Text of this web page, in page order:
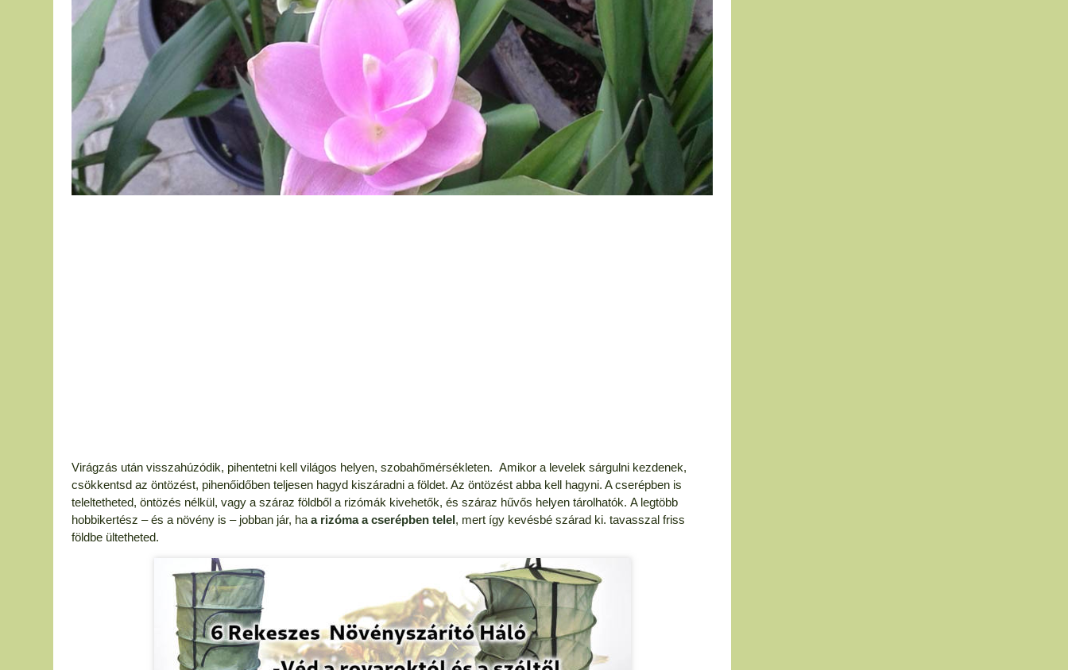
Virágzás után visszahúzódik, pihentetni kell világos helyen, szobahőmérsékleten. Amikor a levelek sárgulni kezdenek,
csökkentsd az öntözést, pihenőidőben teljesen hagyd kiszáradni a földet. Az öntözést abba kell hagyni. A cserépben is
teleltetheted, öntözés nélkül, vagy a száraz földből a rizómák kivehetők, és száraz hűvős helyen tárolhatók. A legtöbb
hobbikertész – és a növény is – jobban jár, ha a rizóma a cserépben telel, mert így kevésbé szárad ki. tavasszal friss
földbe ültetheted.